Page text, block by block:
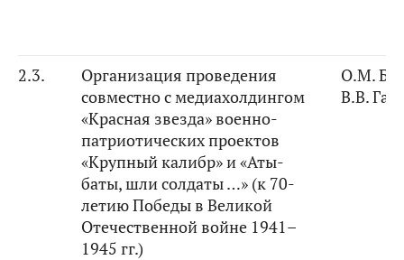
2.3.
Организация проведения
совместно с медиахолдингом
«Красная звезда» военно-
патриотических проектов
«Крупный калибр» и «Аты-
баты, шли солдаты …» (к 70-
летию Победы в Великой
Отечественной войне 1941–
1945 гг.)
О.М.
В.В.